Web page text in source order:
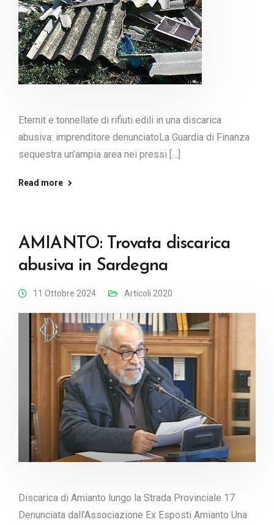
Eternit e tonnellate di rifiuti edili in una discarica
abusiva: imprenditore denunciatoLa Guardia di Finanza
sequestra un’ampia area nei pressi […]
Read more
AMIANTO: Trovata discarica
abusiva in Sardegna
11 Ottobre 2024 Articoli 2020
Discarica di Amianto lungo la Strada Provinciale 17
Denunciata dall’Associazione Ex Esposti Amianto Una